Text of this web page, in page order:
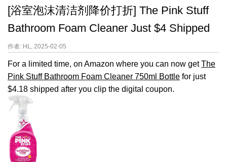
[浴室泡沫清洁剂降价打折] The Pink Stuff
Bathroom Foam Cleaner Just $4 Shipped
作者: HL, 2025-02-05
For a limited time, on Amazon where you can now getThe
Pink Stuff Bathroom Foam Cleaner 750ml Bottle for just
$4.18 shipped after you clip the digital coupon.